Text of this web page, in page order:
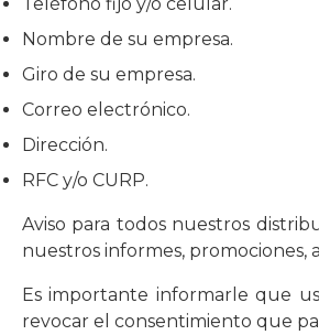
Nombre de su empresa.
Giro de su empresa.
Correo electrónico.
Dirección.
RFC y/o CURP.
Aviso para todos nuestros
nuestros informes, promociones,
Es importante informarle que
revocar el consentimiento que